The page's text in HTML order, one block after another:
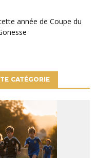
CATÉGORIE